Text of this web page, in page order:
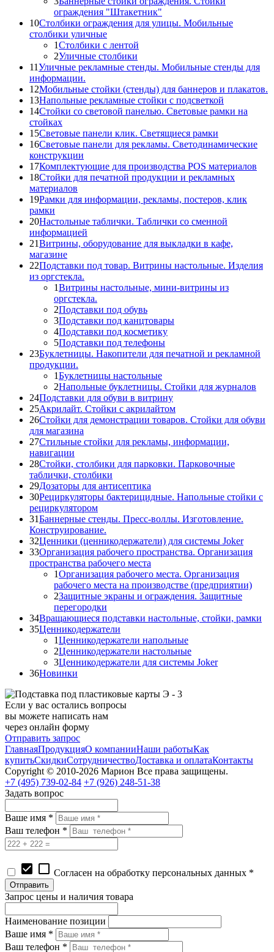
ограждения "Штакетник"
10Столбики ограждения для улицы. Мобильные
столбики уличные
1Столбики с лентой
2Уличные столбики
11Уличные рекламные стенды. Мобильные стенды для
информации.
12Мобильные стойки (стенды) для баннеров и плакатов.
13Напольные рекламные стойки с подсветкой
14Стойки со световой панелью. Световые рамки на
стойках
15Световые панели клик. Светящиеся рамки
16Световые панели для рекламы. Светодинамические
конструкции
17Комплектующие для производства POS материалов
18Стойки для печатной продукции и рекламных
материалов
19Рамки для информации, рекламы, постеров, клик
рамки
20Настольные таблички. Таблички со сменной
информацией
21Витрины, оборудование для выкладки в кафе,
магазине
22Подставки под товар. Витрины настольные. Изделия
из оргстекла.
1Витрины настольные, мини-витрины из
оргстекла.
2Подставки под обувь
3Подставки под канцтовары
4Подставки под косметику
5Подставки под телефоны
23Буклетницы. Накопители для печатной и рекламной
продукции.
1Буклетницы настольные
2Напольные буклетницы. Стойки для журналов
24Подставки для обуви в витрину
25Акрилайт. Стойки с акрилайтом
26Стойки для демонстрации товаров. Стойки для обуви
для магазина
27Стильные стойки для рекламы, информации,
навигации
28Стойки, столбики для парковки. Парковочные
таблички, столбики
29Дозаторы для антисептика
30Рециркуляторы бактерицидные. Напольные стойки с
рециркулятором
31Баннерные стенды. Пресс-воллы. Изготовление.
Конструирование.
32Ценники (ценникодержатели) для системы Joker
33Организация рабочего пространства. Организация
пространства рабочего места
1Организация рабочего места. Организация
рабочего места на производстве (предприятии)
2Защитные экраны и ограждения. Защитные
перегородки
34Вращающиеся подставки настольные, стойки, рамки
35Ценникодержатели
1Ценникодержатели напольные
2Ценникодержатели настольные
3Ценникодержатели для системы Joker
36Новинки
Если у вас остались вопросы
вы можете написать нам
через онлайн форму
Отправить запрос
ГлавнаяПродукцияО компанииНаши работыКак
купитьСкидкиСотрудничествоДоставка и оплатаКонтакты
Copyright © 2010-2026 Марион Все права защищены.
+7 (495) 739-02-84 +7 (926) 248-51-38
Задать вопрос
Ваше имя *
Ваш телефон *
check_box check_box_outline_blank Согласен на обработку персональных данных *
Запрос цены и наличия товара
Наименование позиции
Ваше имя *
Ваш телефон *